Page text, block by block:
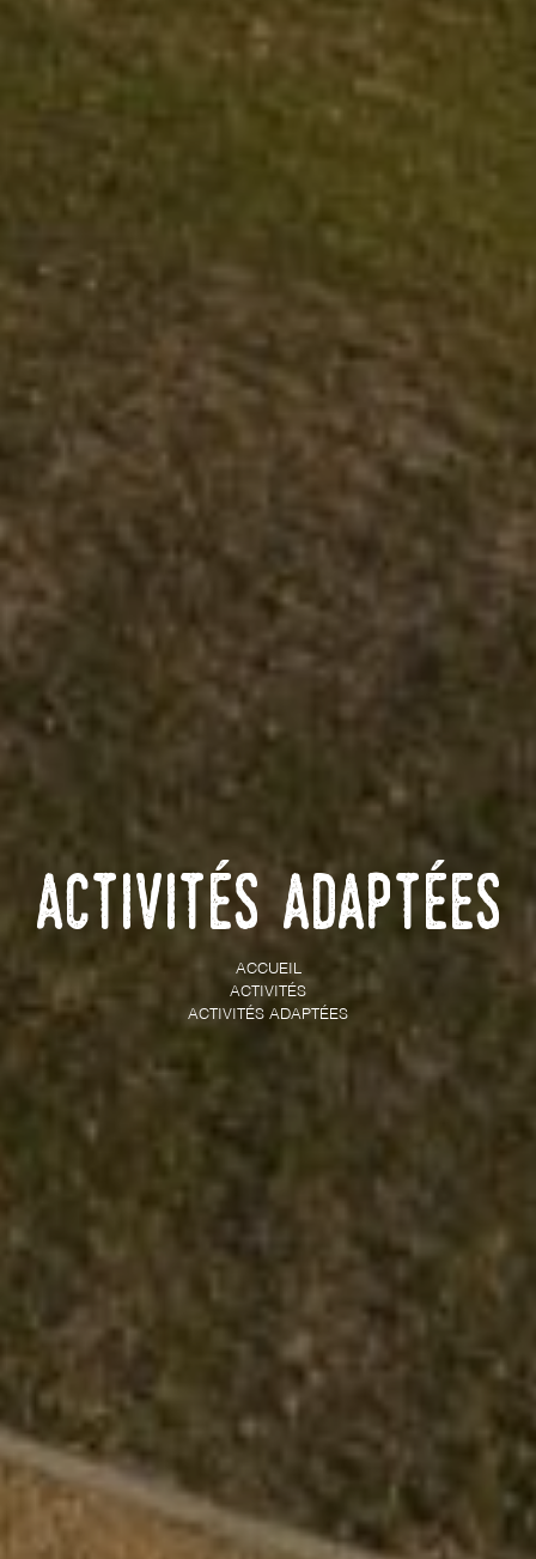
Activités adaptées
ACCUEIL
ACTIVITÉS
ACTIVITÉS ADAPTÉES